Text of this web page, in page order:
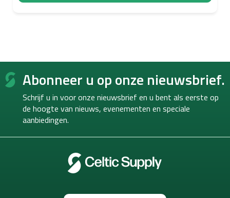
F
Abonneer u op onze nieuwsbrief.
Schrijf u in voor onze nieuwsbrief en u bent als eerste op
de hoogte van nieuws, evenementen en speciale
aanbiedingen.